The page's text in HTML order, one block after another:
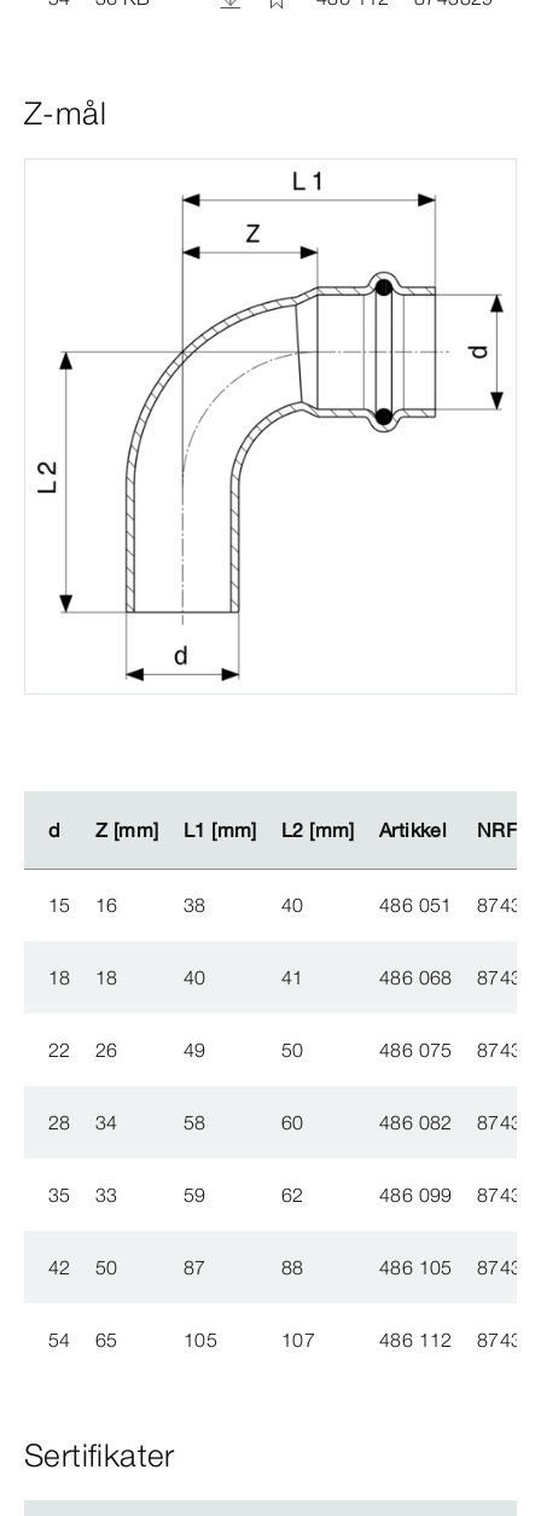
Z-mål
d Z [mm] L1 [mm] L2 [mm] Artikkel NRF
d Z [mm] L1 [mm] L2 [mm] Artikkel NRF
15 16 38 40 486 051
18 18 40 41 486 068
22 26 49 50 486 075
28 34 58 60 486 082
35 33 59 62 486 099
42 50 87 88 486 105
54 65 105 107 486 112
Sertifikater